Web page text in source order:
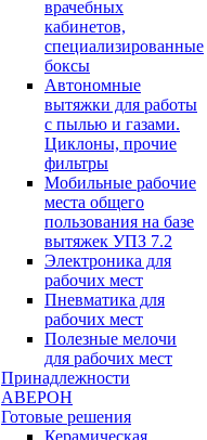
врачебных
кабинетов,
специализированные
боксы
Автономные
вытяжки для работы
с пылью и газами.
Циклоны, прочие
фильтры
Мобильные рабочие
места общего
пользования на базе
вытяжек УПЗ 7.2
Электроника для
рабочих мест
Пневматика для
рабочих мест
Полезные мелочи
для рабочих мест
Принадлежности
АВЕРОН
Готовые решения
Керамическая